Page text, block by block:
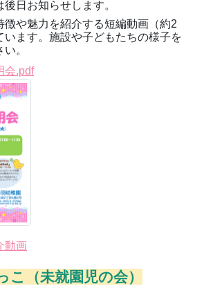
日お知らせします。
徴や魅力を紹介する短編動画（約2
います。施設や子どもたちの様子を
。
会.pdf
動画
こ （未就園児の会）